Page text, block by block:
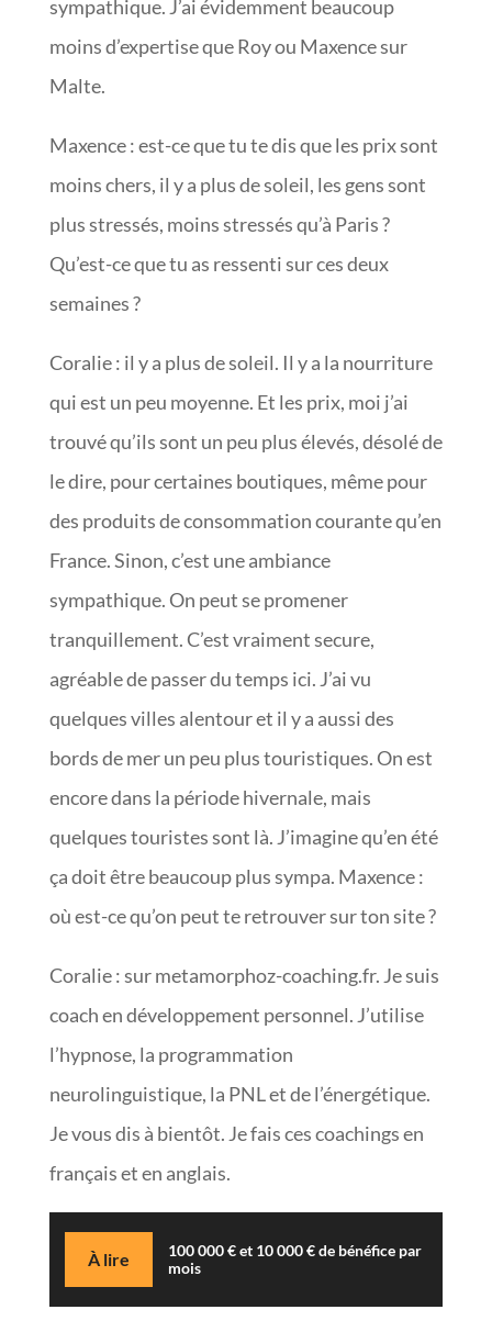
sympathique. J’ai évidemment beaucoup
moins d’expertise que Roy ou Maxence sur
Malte.
Maxence : est-ce que tu te dis que les prix sont
moins chers, il y a plus de soleil, les gens sont
plus stressés, moins stressés qu’à Paris ?
Qu’est-ce que tu as ressenti sur ces deux
semaines ?
Coralie : il y a plus de soleil. Il y a la nourriture
qui est un peu moyenne. Et les prix, moi j’ai
trouvé qu’ils sont un peu plus élevés, désolé de
le dire, pour certaines boutiques, même pour
des produits de consommation courante qu’en
France. Sinon, c’est une ambiance
sympathique. On peut se promener
tranquillement. C’est vraiment secure,
agréable de passer du temps ici. J’ai vu
quelques villes alentour et il y a aussi des
bords de mer un peu plus touristiques. On est
encore dans la période hivernale, mais
quelques touristes sont là. J’imagine qu’en été
ça doit être beaucoup plus sympa. Maxence :
où est-ce qu’on peut te retrouver sur ton site ?
Coralie : sur metamorphoz-coaching.fr. Je suis
coach en développement personnel. J’utilise
l’hypnose, la programmation
neurolinguistique, la PNL et de l’énergétique.
Je vous dis à bientôt. Je fais ces coachings en
français et en anglais.
À lire
100 000 € et 10 000 € de bénéfice par
mois